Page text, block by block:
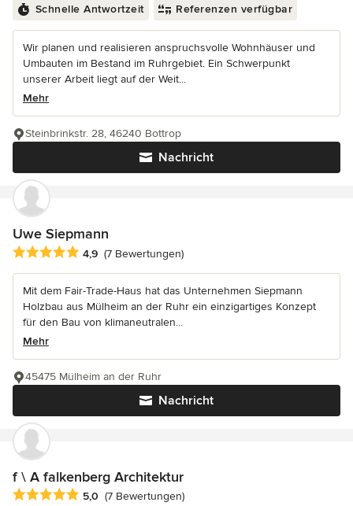
Schnelle Antwortzeit Referenzen verfügbar
Wir planen und realisieren anspruchsvolle Wohnhäuser und
Umbauten im Bestand im Ruhrgebiet. Ein Schwerpunkt
unserer Arbeit liegt auf der Weit...
Mehr
Nachricht
Steinbrinkstr. 28, 46240 Bottrop
Uwe Siepmann
Durchschnittliche Bewertung: 4.9 von 5 Sternen
4,9 (7 Bewertungen)
Mit dem Fair-Trade-Haus hat das Unternehmen Siepmann
Holzbau aus Mülheim an der Ruhr ein einzigartiges Konzept
für den Bau von klimaneutralen...
Mehr
Nachricht
45475 Mülheim an der Ruhr
f \ A falkenberg Architektur
Durchschnittliche Bewertung: 5 von 5 Sternen
5,0 (7 Bewertungen)